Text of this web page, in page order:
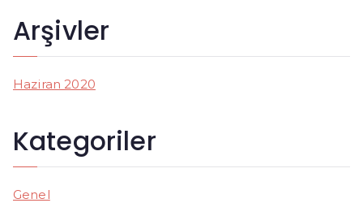
:
Arşivler
Haziran 2020
Kategoriler
Genel